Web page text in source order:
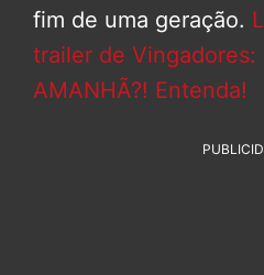
fim de uma geração.
trailer de Vingadores:
AMANHÃ?! Entenda!